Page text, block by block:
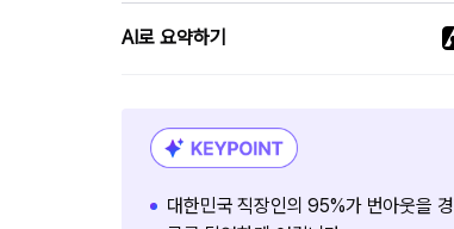
AI로 요약하기
대한민국 직장인의 95%가 번아웃을